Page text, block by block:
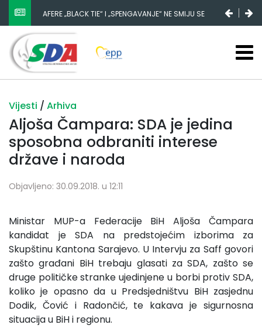
AFERE „BLACK TIE“ I „SPENGAVANJE“ NE SMIJU SE
ZATAŠKATI
NESTANAK 780.000 EURA IZ IGMANA NE MOŽE BITI
SLUČAJNI PREVID, ODGOVORNOST MORAJU SNOSITI
VLADA FBIH I NJENI KADROVI
Vijesti / Arhiva
Aljoša Čampara: SDA je jedina
sposobna odbraniti interese
države i naroda
Objavljeno: 30.09.2018. u 12:11
Ministar MUP-a Federacije BiH Aljoša Čampara
kandidat je SDA na predstojećim izborima za
Skupštinu Kantona Sarajevo. U Intervju za Saff govori
zašto građani BiH trebaju glasati za SDA, zašto se
druge političke stranke ujedinjene u borbi protiv SDA,
koliko je opasno da u Predsjedništvu BiH zasjednu
Dodik, Čović i Radončić, te kakava je sigurnosna
situacija u BiH i regionu.